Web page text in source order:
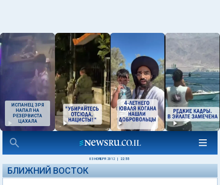
ИСПАНЕЦ ЗРЯ
НАПАЛ НА
РЕЗЕРВИСТА
ЦАХАЛА
03 НОЯБРЯ 2012 22:55
БЛИЖНИЙ ВОСТОК